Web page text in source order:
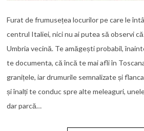
Furat de frumusețea locurilor pe care le
centrul Italiei, nici nu ai putea să observi
Umbria vecină. Te amăgești probabil,
te documenta, că încă te mai afli în
granițele, iar drumurile semnalizate și
și înalți te conduc spre alte meleaguri,
dar parcă…